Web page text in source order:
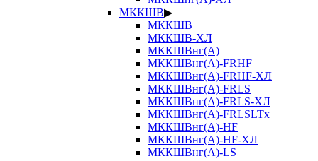
МККШВ▶
МККШВ
МККШВ-ХЛ
МККШВнг(А)
МККШВнг(А)-FRHF
МККШВнг(А)-FRHF-ХЛ
МККШВнг(А)-FRLS
МККШВнг(А)-FRLS-ХЛ
МККШВнг(А)-FRLSLTx
МККШВнг(А)-HF
МККШВнг(А)-HF-ХЛ
МККШВнг(А)-LS